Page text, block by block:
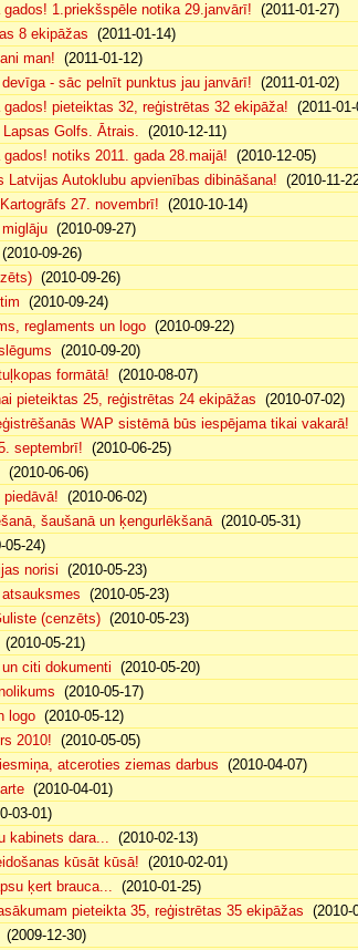
1.priekšspēle notika 29.janvārī! (2011-01-27)
8 ekipāžas (2011-01-14)
man! (2011-01-12)
- sāc pelnīt punktus jau janvārī! (2011-01-02)
pieteiktas 32, reģistrētas 32 ekipāža! (2011-
Golfs. Ātrais. (2010-12-11)
notiks 2011. gada 28.maijā! (2010-12-05)
Latvijas Autoklubu apvienības dibināšana! (2010-11-
27. novembrī! (2010-10-14)
(2010-09-27)
(2010-09-26)
(2010-09-26)
(2010-09-24)
reglaments un logo (2010-09-22)
(2010-09-20)
formātā! (2010-08-07)
pieteiktas 25, reģistrētas 24 ekipāžas (2010-07-02)
WAP sistēmā būs iespējama tikai vakarā!
septembrī! (2010-06-25)
(2010-06-06)
(2010-06-02)
šaušanā un ķengurlēkšanā(2010-05-31)
05-24)
norisi (2010-05-23)
(2010-05-23)
(cenzēts) (2010-05-23)
05-21)
citi dokumenti (2010-05-20)
(2010-05-17)
logo (2010-05-12)
2010! (2010-05-05)
atceroties ziemas darbus (2010-04-07)
(2010-04-01)
03-01)
kabinets dara... (2010-02-13)
kūsāt kūsā! (2010-02-01)
ķert brauca... (2010-01-25)
pieteikta 35, reģistrētas 35 ekipāžas (2010-
(2009-12-30)